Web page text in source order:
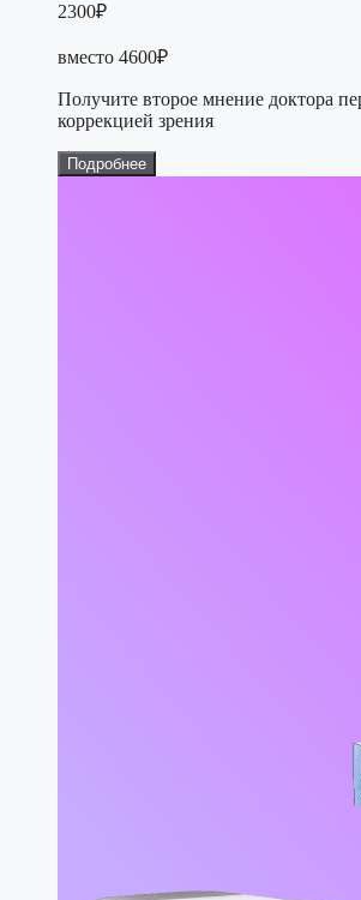
2300₽
вместо 4600₽
Получите второе мнение доктора
коррекцией зрения
Подробнее